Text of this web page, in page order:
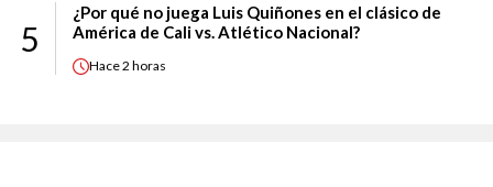
5
¿Por qué no juega Luis Quiñones en el clásico de
América de Cali vs. Atlético Nacional?
Hace2 horas